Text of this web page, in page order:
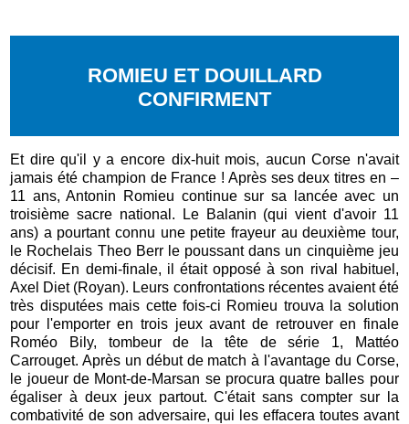
ROMIEU ET DOUILLARD
CONFIRMENT
Et dire qu'il y a encore dix-huit mois, aucun Corse n'avait
jamais été champion de France ! Après ses deux titres en –
11 ans, Antonin Romieu continue sur sa lancée avec un
troisième sacre national. Le Balanin (qui vient d'avoir 11
ans) a pourtant connu une petite frayeur au deuxième tour,
le Rochelais Theo Berr le poussant dans un cinquième jeu
décisif. En demi-finale, il était opposé à son rival habituel,
Axel Diet (Royan). Leurs confrontations récentes avaient été
très disputées mais cette fois-ci Romieu trouva la solution
pour l'emporter en trois jeux avant de retrouver en finale
Roméo Bily, tombeur de la tête de série 1, Mattéo
Carrouget. Après un début de match à l'avantage du Corse,
le joueur de Mont-de-Marsan se procura quatre balles pour
égaliser à deux jeux partout. C'était sans compter sur la
combativité de son adversaire, qui les effacera toutes avant